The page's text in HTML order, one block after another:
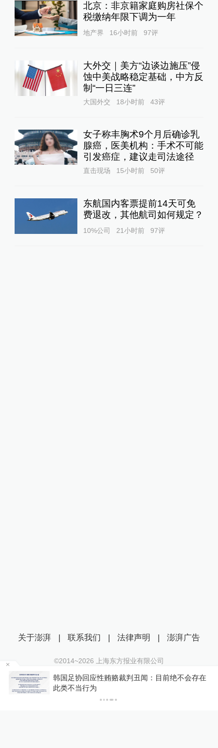
北京：非京籍家庭购房社保个
税缴纳年限下调为一年
地产界 16小时前 97评
大外交｜美方“边谈边施压”侵
蚀中美战略稳定基础，中方反
制“一日三连”
大国外交 18小时前 43评
女子称丰胸术9个月后确诊乳
腺癌，医美机构：手术不可能
引发癌症，建议走司法途径
直击现场 15小时前 50评
东航国内客票提前14天可免
费退改，其他航司如何规定？
10%公司 21小时前 97评
韩国足协回应性贿赂裁判丑闻：目前绝不会存在
此类不当行为
关于澎湃 | 联系我们 | 法律声明 | 澎湃广告
©2014~2026 上海东方报业有限公司
沪ICP证：沪B2-20170116 | 沪ICP备14003370号
互联网新闻信息服务许可证：31120170006
沪公网安备 31010602000299号